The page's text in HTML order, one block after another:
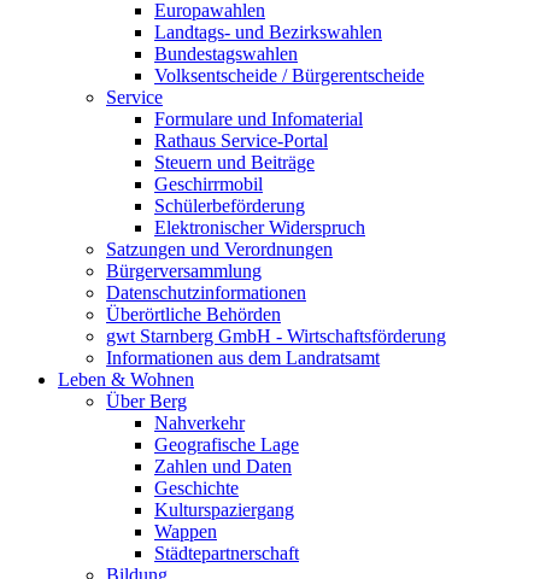
Europawahlen
Landtags- und Bezirkswahlen
Bundestagswahlen
Volksentscheide / Bürgerentscheide
Service
Formulare und Infomaterial
Rathaus Service-Portal
Steuern und Beiträge
Geschirrmobil
Schülerbeförderung
Elektronischer Widerspruch
Satzungen und Verordnungen
Bürgerversammlung
Datenschutzinformationen
Überörtliche Behörden
gwt Starnberg GmbH - Wirtschaftsförderung
Informationen aus dem Landratsamt
Leben & Wohnen
Über Berg
Nahverkehr
Geografische Lage
Zahlen und Daten
Geschichte
Kulturspaziergang
Wappen
Städtepartnerschaft
Bildung